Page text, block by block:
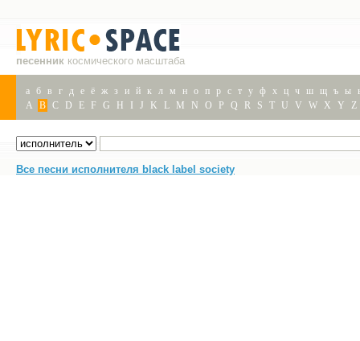
песенник космического масштаба
а б в г д е ё ж з и й к л м н о п р с т у ф х ц ч ш щ ъ ы
A
B C D E F G H J K L M N O P Q R S T U V W X Y Z
Все песни исполнителя black label society